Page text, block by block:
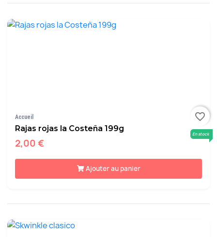
Accueil
Rajas rojas la Costeña 199g
2,00 €
En stock
Ajouter au panier
favorite_border